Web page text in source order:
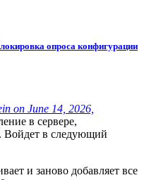
опроса конфигурации
on June 14, 2026,
в сервере,
Войдет в следующий
и заново добавляет все